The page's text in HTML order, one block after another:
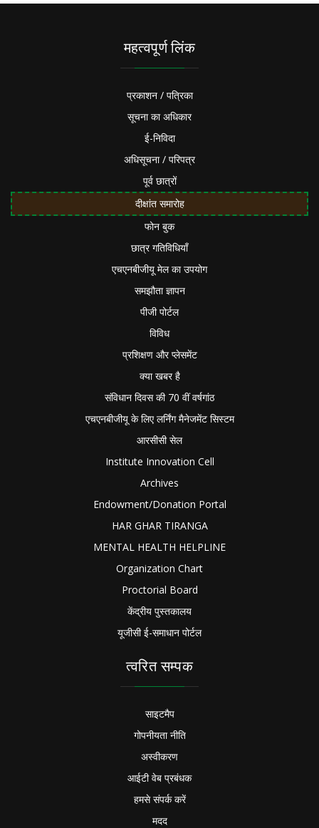
महत्वपूर्ण लिंक
प्रकाशन / पत्रिका
सूचना का अधिकार
ई-निविदा
अधिसूचना / परिपत्र
पूर्व छात्रों
दीक्षांत समारोह
फोन बुक
छात्र गतिविधियाँ
एचएनबीजीयू मेल का उपयोग
समझौता ज्ञापन
पीजी पोर्टल
विविध
प्रशिक्षण और प्लेसमेंट
क्या खबर है
संविधान दिवस की 70 वीं वर्षगांठ
एचएनबीजीयू के लिए लर्निंग मैनेजमेंट सिस्टम
आरसीसी सेल
Institute Innovation Cell
Archives
Endowment/Donation Portal
HAR GHAR TIRANGA
MENTAL HEALTH HELPLINE
Organization Chart
Proctorial Board
केंद्रीय पुस्तकालय
यूजीसी ई-समाधान पोर्टल
त्वरित सम्पक
साइटमैप
गोपनीयता नीति
अस्वीकरण
आईटी वेब प्रबंधक
हमसे संपर्क करें
मदद